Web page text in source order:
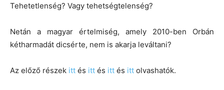
Tehetetlenség? Vagy tehetségtelenség?
Netán a magyar értelmiség, amely 2010-ben Orbán
kétharmadát dicsérte, nem is akarja leváltani?
Az előző részek itt és itt és itt és itt olvashatók.